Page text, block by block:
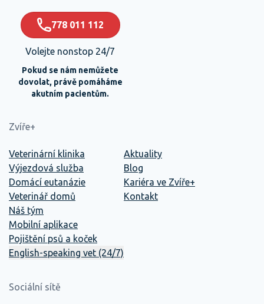
778 011 112
Volejte nonstop 24/7
Pokud se nám nemůžete
dovolat, právě pomáháme
akutním pacientům.
Zvíře+
Veterinární klinika
Výjezdová služba
Domácí eutanázie
Veterinář domů
Náš tým
Mobilní aplikace
Pojištění psů a koček
English-speaking vet (24/7)
Aktuality
Blog
Kariéra ve Zvíře+
Kontakt
Sociální sítě